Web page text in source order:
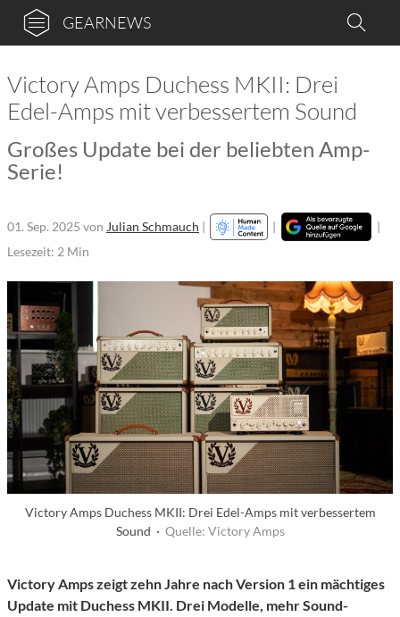
GEARNEWS
Victory Amps Duchess MKII: Drei
Edel-Amps mit verbessertem Sound
Großes Update bei der beliebten Amp-
Serie!
01. Sep. 2025 von Julian Schmauch | |
|
Lesezeit: 2 Min
Victory Amps Duchess MKII: Drei Edel-Amps mit verbessertem
Sound · Quelle: Victory Amps
Victory Amps zeigt zehn Jahre nach Version 1 ein mächtiges
Update mit Duchess MKII. Drei Modelle, mehr Sound-